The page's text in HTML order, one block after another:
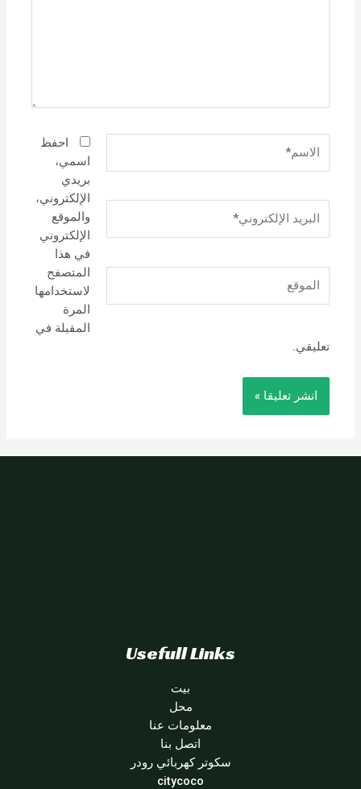
الإلكتروني*
احفظ
اسمي،
بريدي
الإلكتروني،
والموقع
الإلكتروني
في هذا
المتصفح
لاستخدامها
المرة
المقبلة في
تعليقي.
Usefull Links
بيت
محل
معلومات عنا
اتصل بنا
سكوتر كهربائي رودر
citycoco